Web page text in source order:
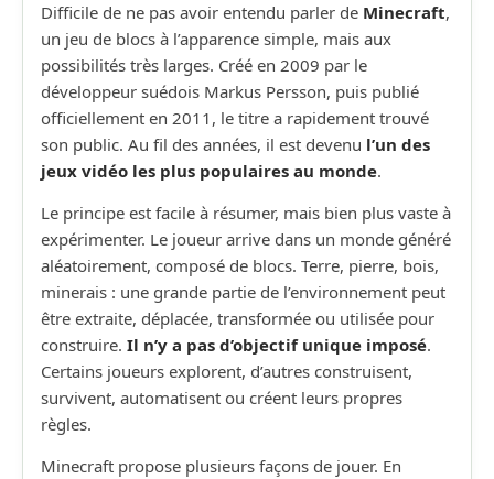
Difficile de ne pas avoir entendu parler de Minecraft,
un jeu de blocs à l’apparence simple, mais aux
possibilités très larges. Créé en 2009 par le
développeur suédois Markus Persson, puis publié
officiellement en 2011, le titre a rapidement trouvé
son public. Au fil des années, il est devenu l’un des
jeux vidéo les plus populaires au monde.
Le principe est facile à résumer, mais bien plus vaste à
expérimenter. Le joueur arrive dans un monde généré
aléatoirement, composé de blocs. Terre, pierre, bois,
minerais : une grande partie de l’environnement peut
être extraite, déplacée, transformée ou utilisée pour
construire. Il n’y a pas d’objectif unique imposé.
Certains joueurs explorent, d’autres construisent,
survivent, automatisent ou créent leurs propres
règles.
Minecraft propose plusieurs façons de jouer. En